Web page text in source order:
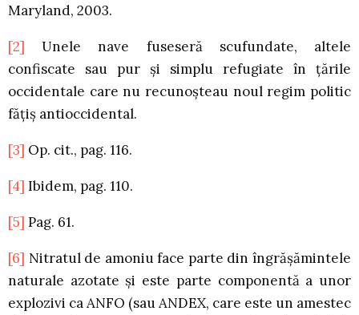
Maryland, 2003.
[2] Unele nave fuseseră scufundate, altele
confiscate sau pur şi simplu refugiate în ţările
occidentale care nu recunoşteau noul regim politic
făţiş antioccidental.
[3] Op. cit., pag. 116.
[4] Ibidem, pag. 110.
[5] Pag. 61.
[6] Nitratul de amoniu face parte din îngrășămintele
naturale azotate și este parte componentă a unor
explozivi ca ANFO (sau ANDEX, care este un amestec